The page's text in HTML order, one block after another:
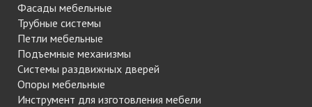
Фасады мебельные
Трубные системы
Петли мебельные
Подъемные механизмы
Системы раздвижных дверей
Опоры мебельные
Инструмент для изготовления мебели